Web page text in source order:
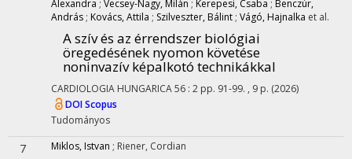
Alexandra ; Vecsey-Nagy, Milán ; Kerepesi, Csaba ; Benczúr,
András ; Kovács, Attila ; Szilveszter, Bálint ; Vágó, Hajnalka et al.
A szív és az érrendszer biológiai
öregedésének nyomon követése
noninvazív képalkotó technikákkal
CARDIOLOGIA HUNGARICA56 : 2 pp. 91-99. , 9 p. (2026)
DOIScopus
Tudományos
7 Miklos, Istvan ; Riener, Cordian